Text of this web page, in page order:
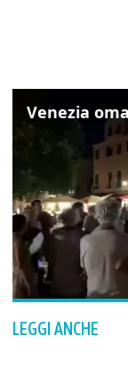
LEGGI ANCHE